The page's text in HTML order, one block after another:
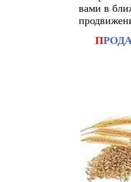
вами в
П